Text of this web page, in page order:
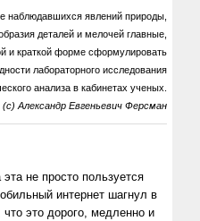
наблюдавшихся явлений природы,
деталей и мелочей главные,
и краткой форме сформулировать
лабораторного исследования
анализа в кабинетах ученых.
(c) Александр Евгеньевич Ферсман
не просто пользуется
интернет шагнул в
это дорого, медленно и